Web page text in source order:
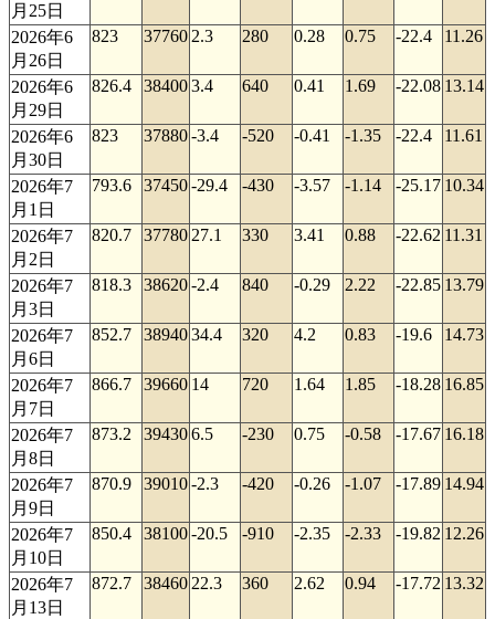
月25日
2026年6
月26日
823 37760 2.3 280 0.28 0.75 -22.4 11.26
2026年6
月29日
826.4 384003.4 640 0.41 1.69 -22.08 13.14
2026年6
月30日
823 37880-3.4 -520 -0.41 -1.35 -22.4 11.61
2026年7
月1日
793.6 37450-29.4 -430 -3.57 -1.14 -25.17 10.34
2026年7
月2日
820.7 37780 27.1 330 3.41 0.88 -22.62 11.31
2026年7
月3日
818.3 38620-2.4 840 -0.29 2.22 -22.85 13.79
2026年7
月6日
852.7 3894034.4 320 4.2 0.83 -19.6 14.73
2026年7
月7日
866.7 39660 14 720 1.64 1.85 -18.28 16.85
2026年7
月8日
873.2 394306.5 -230 0.75 -0.58 -17.67 16.18
2026年7
月9日
870.9 39010-2.3 -420 -0.26 -1.07 -17.89 14.94
2026年7
月10日
850.4 38100-20.5 -910 -2.35 -2.33 -19.82 12.26
2026年7
月13日
872.7 38460 22.3 360 2.62 0.94 -17.72 13.32